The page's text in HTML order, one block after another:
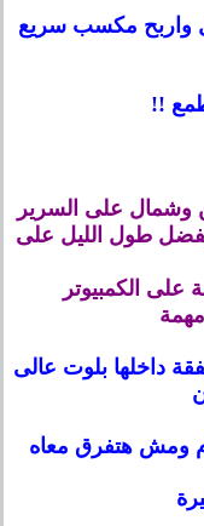
واربح مكسب سريع
!!
على السرير
طول الليل على
الكمبيوتر
داخلها بلوت عالى
ومش هتفرق معاه